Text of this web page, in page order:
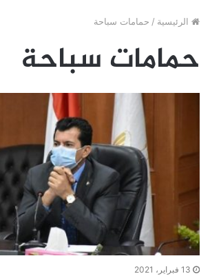
الرئيسية / حمامات سباحة
حمامات سباحة
13 فبراير، 2021